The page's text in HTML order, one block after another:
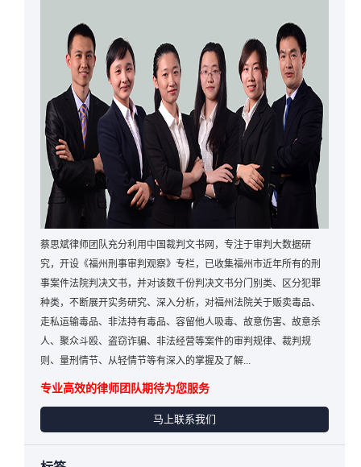
蔡思斌律师团队充分利用中国裁判文书网，专注于审判大数据研
究，开设《福州刑事审判观察》专栏，已收集福州市近年所有的刑
事案件法院判决文书，并对该数千份判决文书分门别类、区分犯罪
种类，不断展开实务研究、深入分析，对福州法院关于贩卖毒品、
走私运输毒品、非法持有毒品、容留他人吸毒、故意伤害、故意杀
人、聚众斗殴、盗窃诈骗、非法经营等案件的审判规律、裁判规
则、量刑情节、从轻情节等有深入的掌握及了解...
专业高效的律师团队期待为您服务
马上联系我们